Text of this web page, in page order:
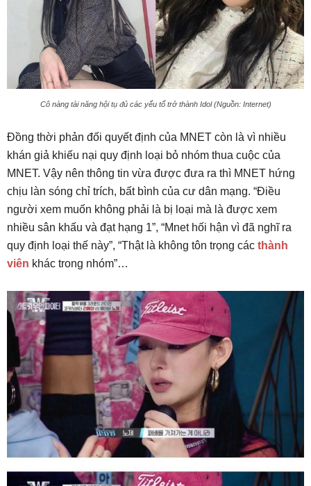
Cô nàng tài năng hội tụ đủ các yếu tố trở thành Idol (Nguồn: Internet)
Đồng thời phản đối quyết định của MNET còn là vì nhiều
khán giả khiếu nại quy định loại bỏ nhóm thua cuộc của
MNET. Vậy nên thông tin vừa được đưa ra thì MNET hứng
chịu làn sóng chỉ trích, bất bình của cư dân mạng. “Điều
người xem muốn không phải là bị loại mà là được xem
nhiều sân khấu và đạt hạng 1”, “Mnet hối hận vì đã nghĩ ra
quy định loại thế này”, “Thật là không tôn trọng các thành
viên khác trong nhóm”…